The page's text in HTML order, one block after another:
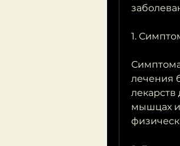
1.
лечения
мышцах и